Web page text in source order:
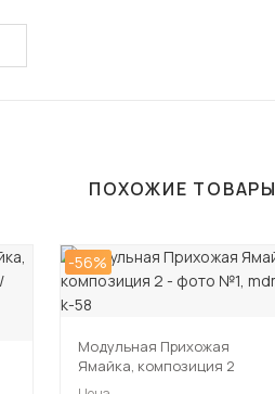
ПОХОЖИЕ ТОВАРЫ
-56%
Модульная Прихожая
Ямайка, композиция 2